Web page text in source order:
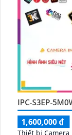
IPC-S3EP-
1,600,000 ₫
Thiết bị Camera